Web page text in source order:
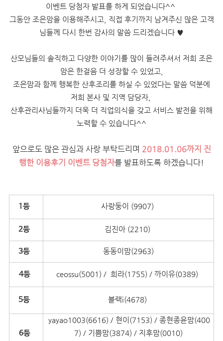
이벤트 당첨자 발표를 하게 되었습니다^^
그동안 조은맘을 이용해주시고, 직접 후기까지 남겨주신 많은 고객
님들께 다시 한번 감사의 말씀 드리겠습니다 ♥
산모님들의 솔직하고 다양한 이야기를 많이 들려주셔서 저희 조은
맘은 한걸음 더 성장할 수 있었고,
조은맘과 함께 행복한 산후조리를 하실 수 있었다는 말씀 덕분에
저희 본사 및 지역 담당자,
산후관리사님들까지 더욱 더 직업의식을 갖고 서비스 발전을 위해
노력할 수 있습니다^^
앞으로도 많은 관심과 사랑 부탁드리며 2018.01.06까지 진
행한 이용후기 이벤트 당첨자를 발표하도록 하겠습니다!
1등 사랑둥이 (9907)
2등 김진아 (2210)
3등 동동이맘(2963)
4등 ceossu(5001) / 희라(1755) / 까이유(0389)
5등 블랙i(4678)
6등
yayao1003(6616) / 현이(7153) / 종현종윤맘(400
7) / 기쁨맘(3874) / 지후맘(0010)